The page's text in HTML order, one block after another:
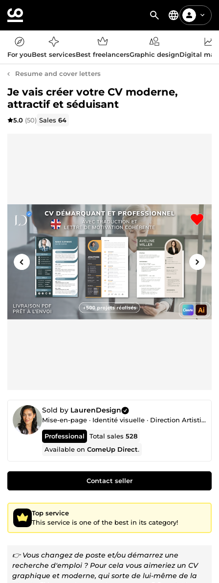
For youBest servicesBest freelancersGraphic designDigital
Resume and cover letters
Je vais créer votre CV moderne,
attractif et séduisant
5.0 (50) Sales64
Sold by LaurenDesign
Mise-en-page · Identité visuelle · Direction Artistique
Professional Total sales528
Available onComeUp Direct.
Contact seller
Top service
This service is one of the best in its category!
👉 Vous changez de poste et/ou démarrez une
recherche d'emploi ? Pour cela vous aimeriez un CV
graphique et moderne, qui sorte de lui-même de la